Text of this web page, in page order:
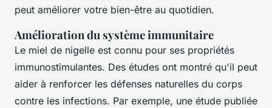
peut améliorer votre bien-être au quotidien.
Amélioration du système immunitaire
Le miel de nigelle est connu pour ses propriétés
immunostimulantes. Des études ont montré qu'il peut
aider à renforcer les défenses naturelles du corps
contre les infections. Par exemple, une étude publiée